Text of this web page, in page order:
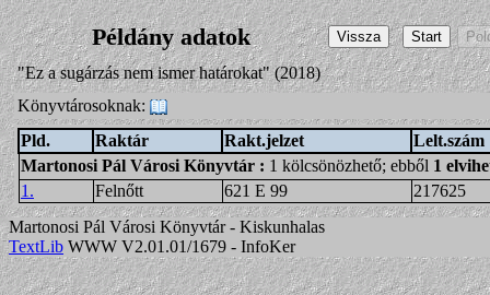
Példány adatok
"Ez a sugárzás nem ismer határokat" (2018)
Könyvtárosoknak:
Pld.
Raktár Rakt.jelzet
Lelt.szám
Martonosi Pál Városi Könyvtár : 1 kölcsönözhető; ebből 1
1.
Felnőtt 621 E 99
217625
Martonosi Pál Városi Könyvtár - Kiskunhalas
TextLib WWW V2.01.01/1679 - InfoKer